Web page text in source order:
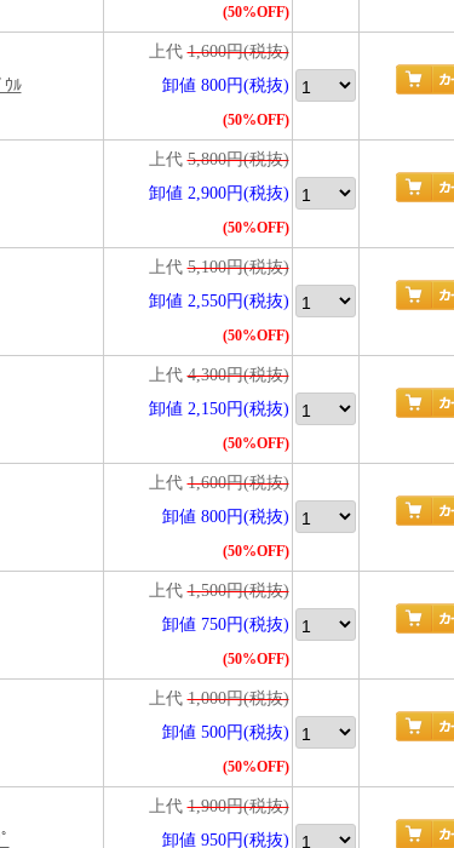
(50%OFF)
ｳﾙ
上代1,600円(税抜)
卸値 800円(税抜)
(50%OFF)
上代5,800円(税抜)
卸値 2,900円(税抜)
(50%OFF)
上代5,100円(税抜)
卸値 2,550円(税抜)
(50%OFF)
上代4,300円(税抜)
卸値 2,150円(税抜)
(50%OFF)
上代1,600円(税抜)
卸値 800円(税抜)
(50%OFF)
上代1,500円(税抜)
卸値 750円(税抜)
(50%OFF)
上代1,000円(税抜)
卸値 500円(税抜)
(50%OFF)
上代1,900円(税抜)
卸値 950円(税抜)